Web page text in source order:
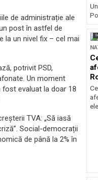
de administrație ale
post în astfel de
la un nivel fix – cel mai
potrivit PSD,
Un moment
evaluat la doar 18
TVA: „Să iasă
Social-democrații
de până la 2% în